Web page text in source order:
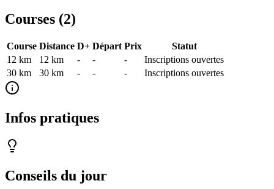
Courses (2)
Course Distance D+ Départ Prix
Statut
12 km
12 km - - -
Inscriptions ouvertes
30 km
30 km - - - Inscriptions ouvertes
Infos pratiques
Conseils du jour